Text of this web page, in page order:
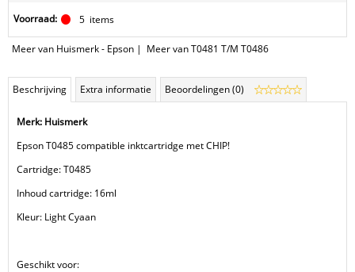
Voorraad: 5 items
Meer van Huismerk - Epson | Meer van T0481 T/M T0486
Beschrijving Extra informatie Beoordelingen (0)
Merk: Huismerk
Epson T0485 compatible inktcartridge met CHIP!
Cartridge: T0485
Inhoud cartridge: 16ml
Kleur: Light Cyaan
Geschikt voor: